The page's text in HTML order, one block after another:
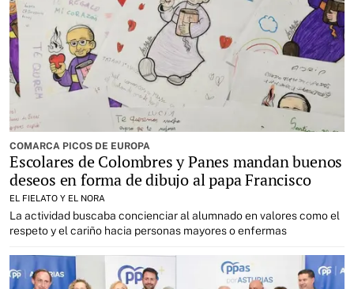
COMARCA PICOS DE EUROPA
Escolares de Colombres y Panes mandan buenos
deseos en forma de dibujo al papa Francisco
EL FIELATO Y EL NORA
La actividad buscaba concienciar al alumnado en valores como el
respeto y el cariño hacia personas mayores o enfermas